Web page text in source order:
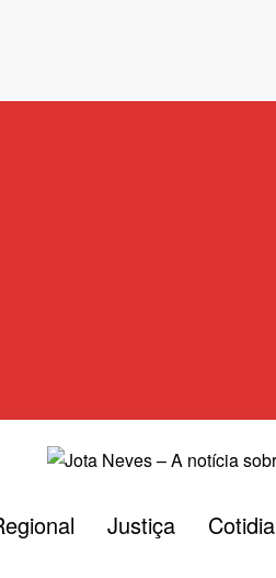
Justiça